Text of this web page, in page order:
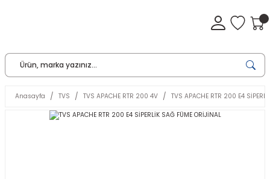
Anasayfa TVS TVS APACHE RTR 200 4V TVS APACHE RTR 200 E4